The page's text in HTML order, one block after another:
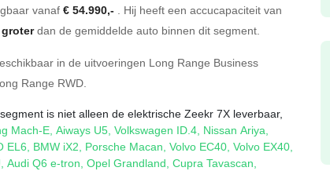
vanaf € 54.990,- . Hij heeft een accucapaciteit van
groterdan de gemiddelde auto binnen dit segment.
in de uitvoeringen Long Range Business
Range RWD.
is niet alleen de elektrische Zeekr 7X leverbaar,
Mach-E, Aiways U5, Volkswagen ID.4, Nissan Ariya,
EL6, BMW iX2, Porsche Macan, Volvo EC40, Volvo EX40,
, Audi Q6 e-tron, Opel Grandland, Cupra Tavascan,